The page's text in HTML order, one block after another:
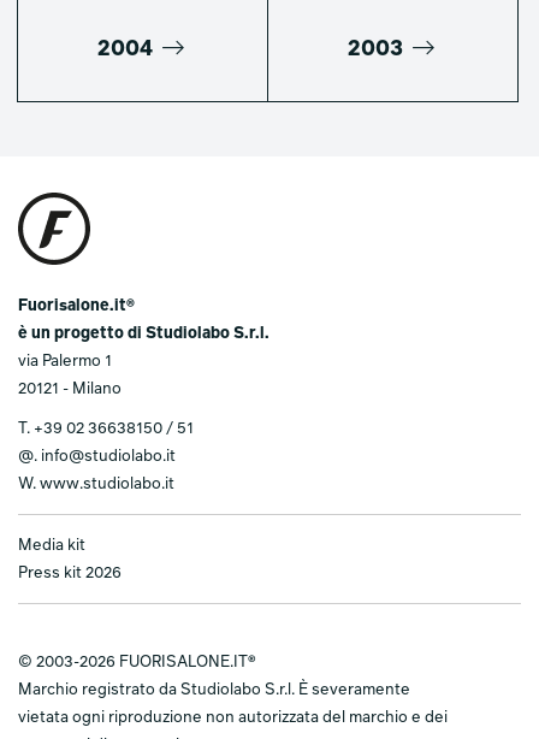
2004 2003
Fuorisalone.it®
è un progetto di Studiolabo S.r.l.
via Palermo 1
20121 - Milano
T. +39 02 36638150 / 51
@. info@studiolabo.it
W. www.studiolabo.it
Media kit
Press kit 2026
© 2003-2026 FUORISALONE.IT®
Marchio registrato da Studiolabo S.r.l. È severamente
vietata ogni riproduzione non autorizzata del marchio e dei